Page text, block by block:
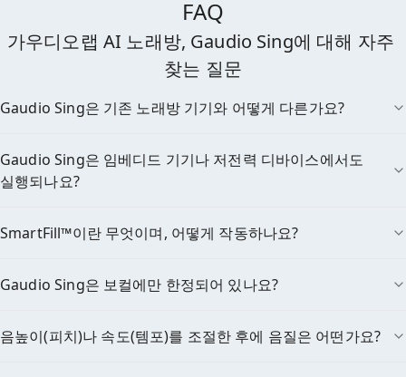
FAQ
가우디오랩 AI 노래방, Gaudio Sing에 대해 자주
찾는 질문
Gaudio Sing은 기존 노래방 기기와 어떻게 다른가요?
Gaudio Sing은 임베디드 기기나 저전력 디바이스에서도
실행되나요?
SmartFill™이란 무엇이며, 어떻게 작동하나요?
Gaudio Sing은 보컬에만 한정되어 있나요?
음높이(피치)나 속도(템포)를 조절한 후에 음질은 어떤가요?